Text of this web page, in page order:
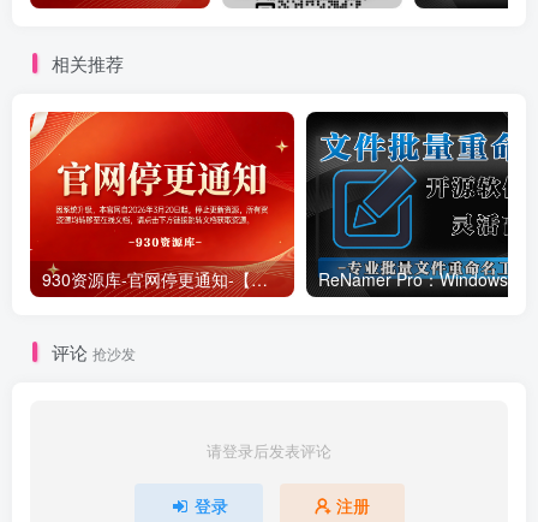
相关推荐
930资源库-官网停更通知-【换在线文档更新-每日更新】
评论 抢沙发
请登录后发表评论
登录 注册